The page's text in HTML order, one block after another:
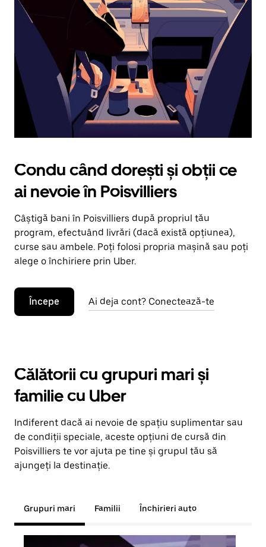
în
jos.
Închide
calendarul
apăsând
pe
butonul
Escape.
Condu când dorești și obții ce
ai nevoie în Poisvilliers
Câștigă bani în Poisvilliers după propriul tău
program, efectuând livrări (dacă există opțiunea),
curse sau ambele. Poți folosi propria mașină sau poți
alege o închiriere prin Uber.
Începe Ai deja cont? Conectează-te
Călătorii cu grupuri mari și
familie cu Uber
Indiferent dacă ai nevoie de spațiu suplimentar sau
de condiții speciale, aceste opțiuni de cursă din
Poisvilliers te vor ajuta pe tine și grupul tău să
ajungeți la destinație.
Grupuri mari Familii Închirieri auto